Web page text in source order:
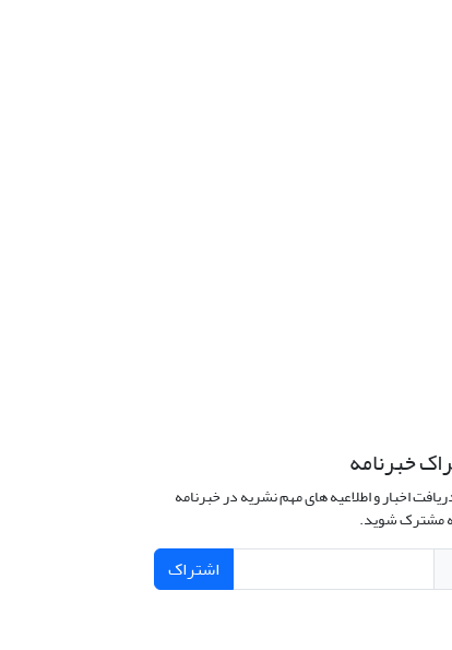
خبرنامه
اخبار و اطلاعیه های مهم نشریه در خبرنامه
مشترک شوید.
اشتراک